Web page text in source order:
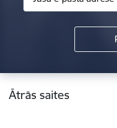
Kājene
Ātrās saites